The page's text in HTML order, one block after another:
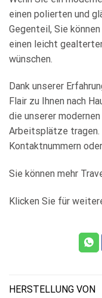
einen polierten und
Gegenteil, Sie
einen leicht
wünschen.
Dank unserer
Flair zu Ihnen nach
die unserer
Arbeitsplätze tragen.
Kontaktnummern
Sie können mehr
Klicken Sie für
HERSTELLUNG VON